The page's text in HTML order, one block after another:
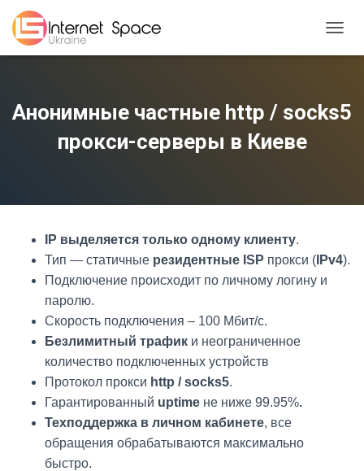
Анонимные частные http / socks5
прокси-серверы в Киеве
IP выделяется только одному клиенту.
Тип — статичные резидентные ISP прокси ( IPv4).
Подключение происходит по личному логину и
паролю.
Скорость подключения – 100 Мбит/с.
Безлимитный трафик и неограниченное
количество подключенных устройств
Протокол прокси http / socks5.
Гарантированный uptime не ниже 99.95%.
Техподдержка в личном кабинете, все
обращения обрабатываются максимально
быстро.